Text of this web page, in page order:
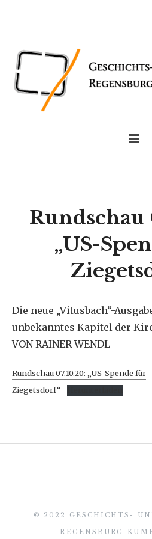
Rundschau
„US-
Die neue „Vitusbach“-
unbekanntes Kapitel der
VON RAINER WENDL
Rundschau 07.10.20: „US-Spende für
Ziegetsdorf“
© 2022 GESCHICHTS-
REGENSBURG-